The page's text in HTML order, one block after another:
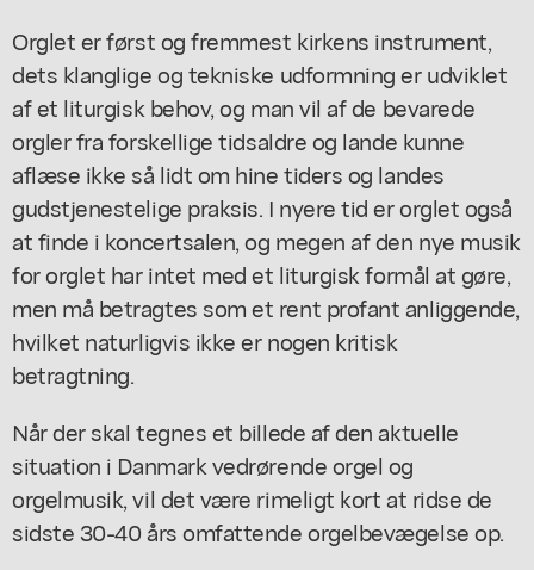
Orglet er først og fremmest kirkens instrument,
dets klanglige og tekniske udformning er udviklet
af et liturgisk behov, og man vil af de bevarede
orgler fra forskellige tidsaldre og lande kunne
aflæse ikke så lidt om hine tiders og landes
gudstjenestelige praksis. I nyere tid er orglet også
at finde i koncertsalen, og megen af den nye musik
for orglet har intet med et liturgisk formål at gøre,
men må betragtes som et rent profant anliggende,
hvilket naturligvis ikke er nogen kritisk
betragtning.
Når der skal tegnes et billede af den aktuelle
situation i Danmark vedrørende orgel og
orgelmusik, vil det være rimeligt kort at ridse de
sidste 30-40 års omfattende orgelbevægelse op.